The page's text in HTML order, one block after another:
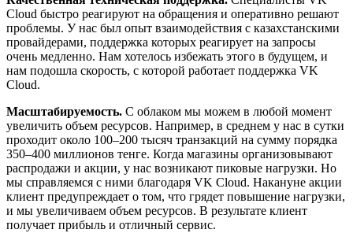
Cloud быстро реагируют на обращения и оперативно решают
проблемы. У нас был опыт взаимодействия с казахстанскими
провайдерами, поддержка которых реагирует на запросы
очень медленно. Нам хотелось избежать этого в будущем, и
нам подошла скорость, с которой работает поддержка VK
Cloud.
Масштабируемость. С облаком мы можем в любой момент
увеличить объем ресурсов. Например, в среднем у нас в сутки
проходит около 100–200 тысяч транзакций на сумму порядка
350–400 миллионов тенге. Когда магазины организовывают
распродажи и акции, у нас возникают пиковые нагрузки. Но
мы справляемся с ними благодаря VK Cloud. Накануне акции
клиент предупреждает о том, что грядет повышение нагрузки,
и мы увеличиваем объем ресурсов. В результате клиент
получает прибыль и отличный сервис.